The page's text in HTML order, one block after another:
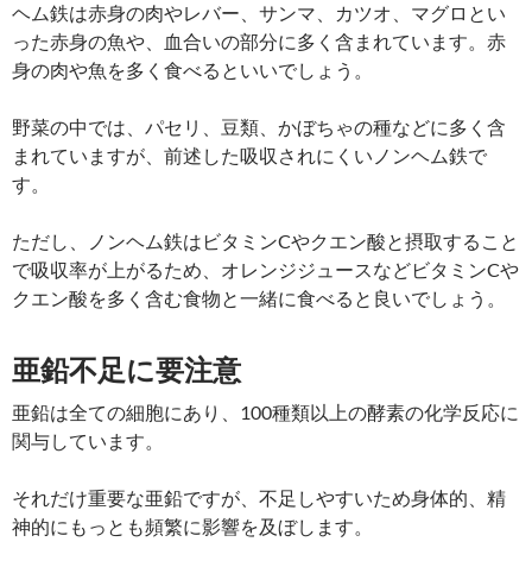
ヘム鉄は赤身の肉やレバー、サンマ、カツオ、マグロとい
った赤身の魚や、血合いの部分に多く含まれています。赤
身の肉や魚を多く食べるといいでしょう。
野菜の中では、パセリ、豆類、かぼちゃの種などに多く含
まれていますが、前述した吸収されにくいノンヘム鉄で
す。
ただし、ノンヘム鉄はビタミンCやクエン酸と摂取すること
で吸収率が上がるため、オレンジジュースなどビタミンCや
クエン酸を多く含む食物と一緒に食べると良いでしょう。
亜鉛不足に要注意
亜鉛は全ての細胞にあり、100種類以上の酵素の化学反応に
関与しています。
それだけ重要な亜鉛ですが、不足しやすいため身体的、精
神的にもっとも頻繁に影響を及ぼします。